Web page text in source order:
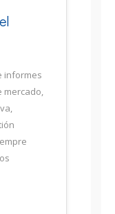
informes
mercado,